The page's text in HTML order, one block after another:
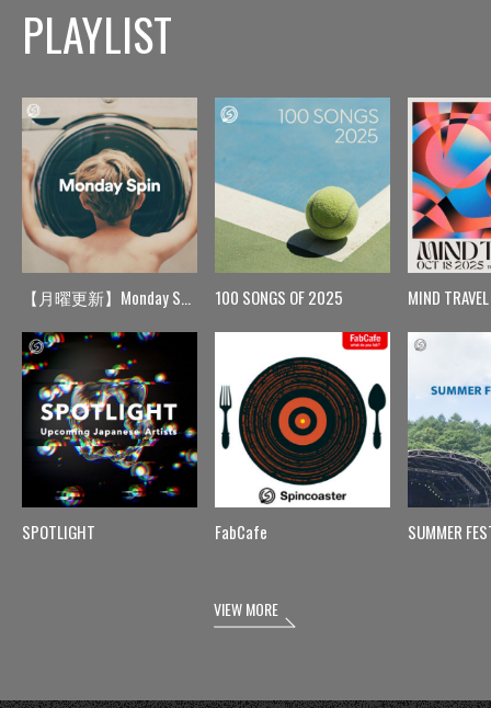
PLAYLIST
【月曜更新】Monday Spin
SPOTLIGHT
100 SONGS OF 2025
FabCafe
MIND TRAVEL
SUMMER
VIEW MORE